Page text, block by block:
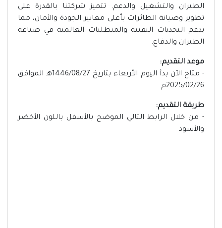
الطيران والتشغيل والدعم. تتميز شركتنا بالقدرة على
تطوير وصيانة الطائرات بأعلى معايير الجودة والأمان، مما
يدعم التحديات التقنية والمتطلبات العالمية في صناعة
الطيران والدفاع.
موعد التقديم:
- متاح الآن بدأ اليوم الأربعاء بتاريخ 1446/08/27هـ الموافق
2025/02/26م.
طريقة التقديم:
- من خلال الرابط التالي الموضح بالأسفل باللون الأخضر
والأسود